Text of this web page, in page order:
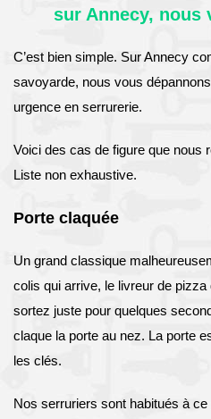
sur Annecy, nous
C’est bien simple. Sur Annecy
savoyarde, nous vous
urgence en serrurerie.
Voici des cas de figure que nous
Liste non exhaustive.
Porte claquée
Un grand classique
colis qui arrive, le livreur de
sortez juste pour quelques
claque la porte au nez. La porte
les clés.
Nos serruriers sont habitués à ce